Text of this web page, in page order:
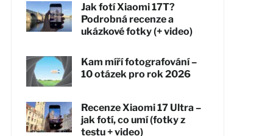
Jak fotí Xiaomi 17T?
Podrobná recenze a
ukázkové fotky (+ video)
Kam míří fotografování –
10 otázek pro rok 2026
Recenze Xiaomi 17 Ultra –
jak fotí, co umí (fotky z
testu + video)